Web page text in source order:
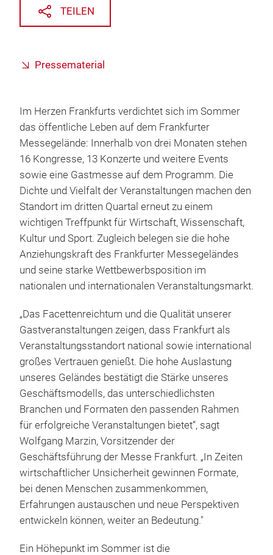
TEILEN
Pressematerial
Im Herzen Frankfurts verdichtet sich im Sommer
das öffentliche Leben auf dem Frankfurter
Messegelände: Innerhalb von drei Monaten stehen
16 Kongresse, 13 Konzerte und weitere Events
sowie eine Gastmesse auf dem Programm. Die
Dichte und Vielfalt der Veranstaltungen machen den
Standort im dritten Quartal erneut zu einem
wichtigen Treffpunkt für Wirtschaft, Wissenschaft,
Kultur und Sport. Zugleich belegen sie die hohe
Anziehungskraft des Frankfurter Messegeländes
und seine starke Wettbewerbsposition im
nationalen und internationalen Veranstaltungsmarkt.
„Das Facettenreichtum und die Qualität unserer
Gastveranstaltungen zeigen, dass Frankfurt als
Veranstaltungsstandort national sowie international
großes Vertrauen genießt. Die hohe Auslastung
unseres Geländes bestätigt die Stärke unseres
Geschäftsmodells, das unterschiedlichsten
Branchen und Formaten den passenden Rahmen
für erfolgreiche Veranstaltungen bietet“, sagt
Wolfgang Marzin, Vorsitzender der
Geschäftsführung der Messe Frankfurt. „In Zeiten
wirtschaftlicher Unsicherheit gewinnen Formate,
bei denen Menschen zusammenkommen,
Erfahrungen austauschen und neue Perspektiven
entwickeln können, weiter an Bedeutung."
Ein Höhepunkt im Sommer ist die